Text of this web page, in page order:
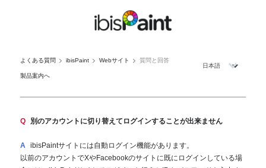
よくある質問 ibisPaint Webサイト 質問と回答
製品案内へ
Q 別のアカウントに切り替えてログインすることが出来ません
A
ibisPaintサイトには自動ログイン機能があります。
以前のアカウントでXやFacebookのサイトに既にログインしている場